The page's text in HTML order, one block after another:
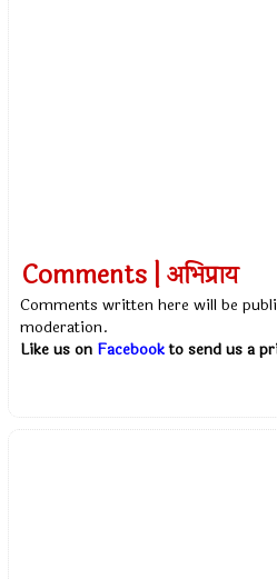
Comments | अभिप्राय
Comments written here will be
moderation.
Like us on Facebookto send us a